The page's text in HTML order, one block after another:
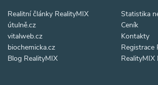
Realitní články RealityMIX
útulně.cz
vitalweb.cz
biochemicka.cz
Blog RealityMIX
Statistika
Ceník
Kontakty
Registrace
RealityMIX